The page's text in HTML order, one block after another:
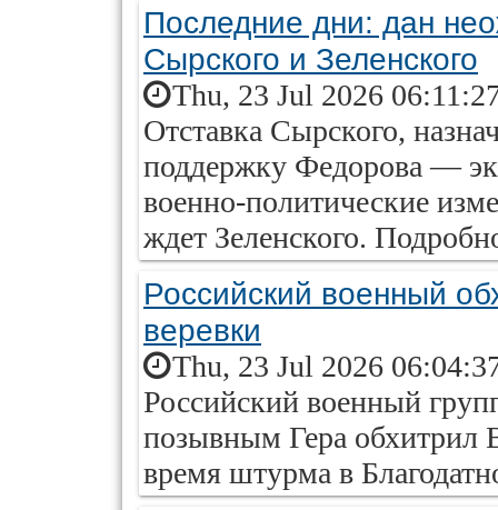
Последние дни: дан
Сырского и Зеленского
Thu, 23 Jul 2026
Отставка Сырского,
поддержку Федорова —
военно-политические
ждет Зеленского.
Российский военный
веревки
Thu, 23 Jul 2026
Российский военный
позывным Гера
время штурма в